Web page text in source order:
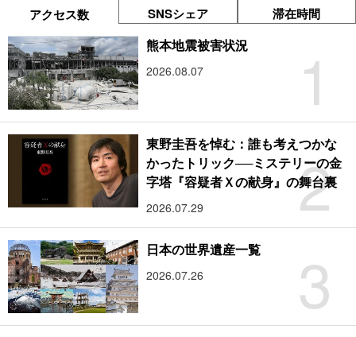
アクセス数 SNSシェア 滞在時間
1
熊本地震被害状況
2026.08.07
2
東野圭吾を悼む：誰も考えつかな
かったトリック──ミステリーの金
字塔『容疑者Ｘの献身』の舞台裏
2026.07.29
3
日本の世界遺産一覧
2026.07.26